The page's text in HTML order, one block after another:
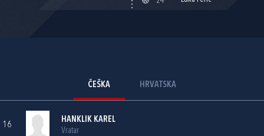
ČEŠKA HRVATSKA
16
HANKLIK KAREL
Vratar